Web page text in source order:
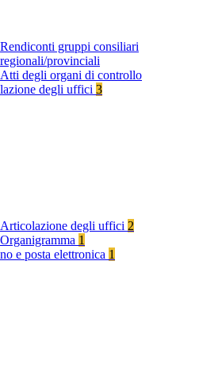
Rendiconti gruppi consiliari
regionali/provinciali
Atti degli organi di controllo
degli uffici 3
Articolazione degli uffici 2
Organigramma 1
e posta elettronica 1